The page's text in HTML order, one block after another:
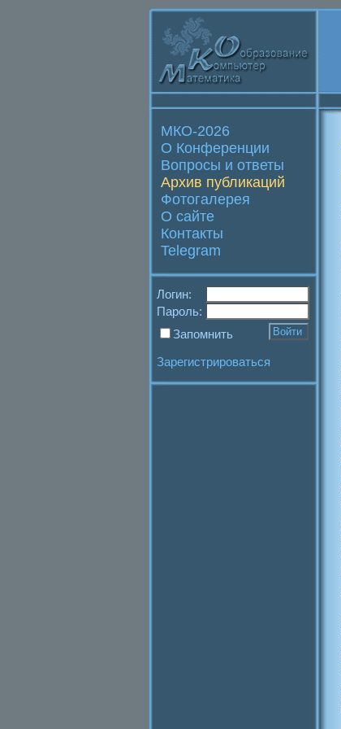
МКО-2026
О Конференции
Вопросы и ответы
Архив публикаций
Фотогалерея
О сайте
Контакты
Telegram
Логин:
Пароль:
Запомнить
Зарегистрироваться